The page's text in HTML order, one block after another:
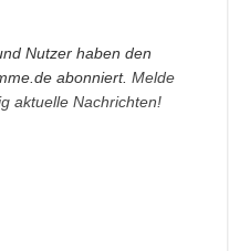
Nutzer haben den
abonniert.Melde
aktuelle Nachrichten!